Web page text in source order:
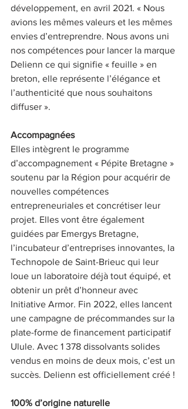
développement, en avril 2021. « Nous
avions les mêmes valeurs et les mêmes
envies d’entreprendre. Nous avons uni
nos compétences pour lancer la marque
Delienn ce qui signifie « feuille » en
breton, elle représente l’élégance et
l’authenticité que nous souhaitons
diffuser ».
Accompagnées
Elles intègrent le programme
d’accompagnement « Pépite Bretagne »
soutenu par la Région pour acquérir de
nouvelles compétences
entrepreneuriales et concrétiser leur
projet. Elles vont être également
guidées par Emergys Bretagne,
l’incubateur d’entreprises innovantes, la
Technopole de Saint-Brieuc qui leur
loue un laboratoire déjà tout équipé, et
obtenir un prêt d’honneur avec
Initiative Armor. Fin 2022, elles lancent
une campagne de précommandes sur la
plate-forme de financement participatif
Ulule. Avec 1 378 dissolvants solides
vendus en moins de deux mois, c’est un
succès. Delienn est officiellement créé !
100% d’origine naturelle